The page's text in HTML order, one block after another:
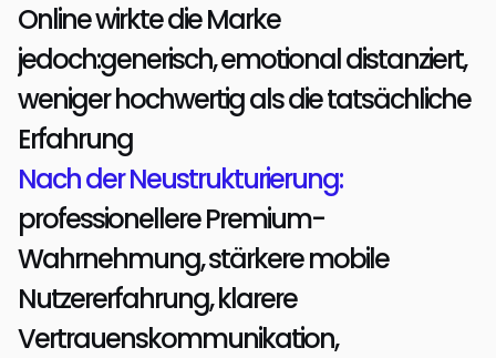
Online wirkte die Marke
jedoch:generisch, emotional distanziert,
weniger hochwertig als die tatsächliche
Erfahrung
Nach der Neustrukturierung:
professionellere Premium-
Wahrnehmung, stärkere mobile
Nutzererfahrung, klarere
Vertrauenskommunikation,